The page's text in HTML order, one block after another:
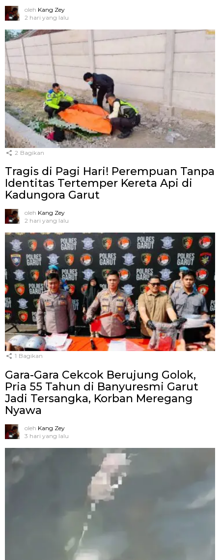
oleh Kang Zey
2 hari yang lalu
2 Bagikan
Tragis di Pagi Hari! Perempuan Tanpa
Identitas Tertemper Kereta Api di
Kadungora Garut
oleh Kang Zey
2 hari yang lalu
1 Bagikan
Gara-Gara Cekcok Berujung Golok,
Pria 55 Tahun di Banyuresmi Garut
Jadi Tersangka, Korban Meregang
Nyawa
oleh Kang Zey
3 hari yang lalu